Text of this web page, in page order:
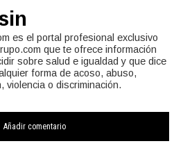
es el portal profesional exclusivo
que te ofrece información
sobre salud e igualdad y que dice
forma de acoso, abuso,
violencia o discriminación.
Añadir comentario